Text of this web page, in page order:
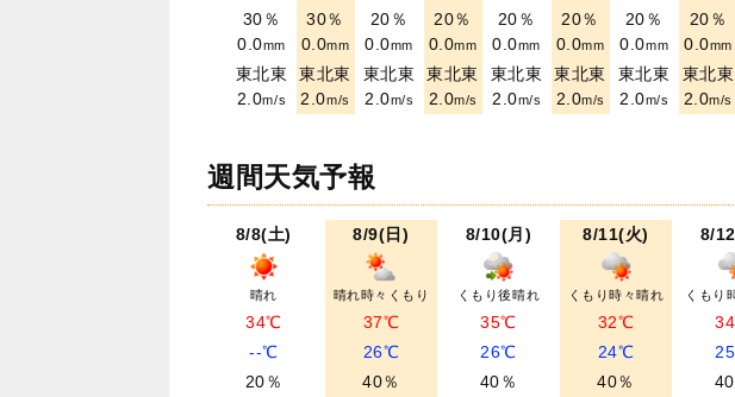
30％
0.0mm
東北東
2.0m/s
30％
0.0mm
東北東
2.0m/s
20％
0.0mm
東北東
2.0m/s
20％
0.0mm
東北東
2.0m/s
20％
0.0mm
東北東
2.0m/s
20％
0.0mm
東北東
2.0m/s
20％
0.0mm
東北東
2.0m/s
20％
0.0mm
東北東
2.0m/s
週間天気予報
8/8(土)
晴れ
34℃
--℃
20％
8/9(日)
晴れ時々くもり
37℃
26℃
40％
8/10(月)
くもり後晴れ
35℃
26℃
40％
8/11(火)
くもり時々晴れ
32℃
24℃
40％
8/
くもり